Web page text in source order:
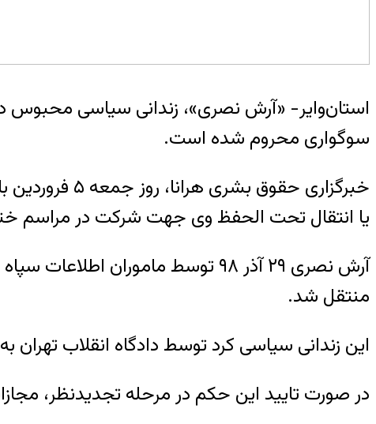
استان‌وایر- «آرش نصری»، زندانی سیاسی محبوس
سوگواری محروم شده است.
خبرگزاری
یا انتقال تحت الحفظ وی جهت شرکت در مراسم
آرش نصری ۲۹ آذر ۹۸ توسط
منتقل شد.
این زندانی سیاسی کرد توسط دادگاه انقلاب تهران به ۱۷ سال حبس تعزیری محکوم شده است.
در صورت تایید این حکم در مرحله